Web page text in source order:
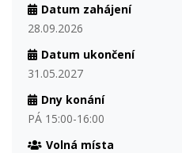
Datum zahájení
28.09.2026
Datum ukončení
31.05.2027
Dny konání
PÁ 15:00-16:00
Volná místa